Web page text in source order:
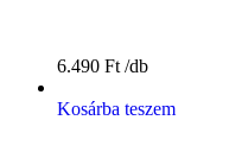
6.490 Ft
Kosárba teszem